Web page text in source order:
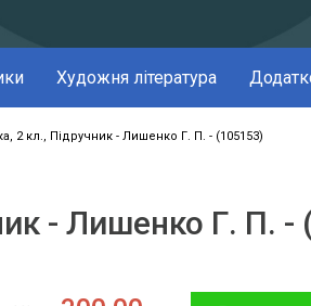
Художня література
2 кл., Підручник - Лишенко Г. П. - (105153)
- Лишенко Г. П. -